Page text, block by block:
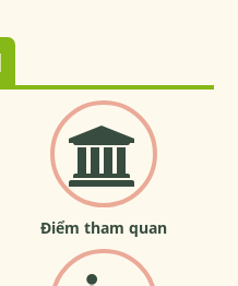
Điểm tham quan